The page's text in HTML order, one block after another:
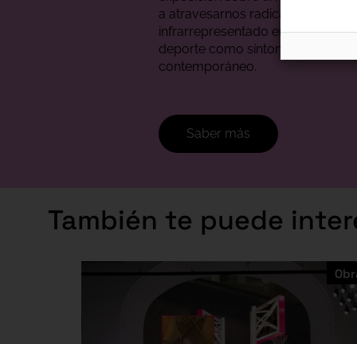
a atravesarnos radicalmente, se
infrarrepresentado en el mundo
deporte como síntoma del mundo
contemporáneo.
Saber más
También te puede